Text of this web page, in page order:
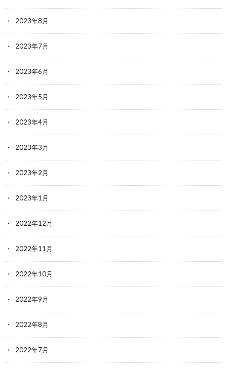
2023年8月
2023年7月
2023年6月
2023年5月
2023年4月
2023年3月
2023年2月
2023年1月
2022年12月
2022年11月
2022年10月
2022年9月
2022年8月
2022年7月